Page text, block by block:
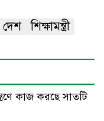
শিক্ষামন্ত্রী
কাজ করছে সাতটি